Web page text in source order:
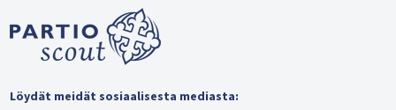
Löydät meidät sosiaalisesta mediasta: